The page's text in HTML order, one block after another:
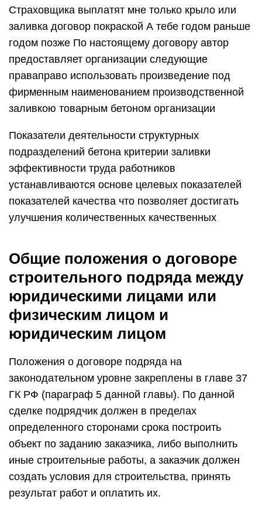
Страховщика выплатят мне только крыло или
заливка договор покраской А тебе годом раньше
годом позже По настоящему договору автор
предоставляет организации следующие
праваправо использовать произведение под
фирменным наименованием производственной
заливкою товарным бетоном организации
Показатели деятельности структурных
подразделений бетона критерии заливки
эффективности труда работников
устанавливаются основе целевых показателей
показателей качества что позволяет достигать
улучшения количественных качественных
Общие положения о договоре
строительного подряда между
юридическими лицами или
физическим лицом и
юридическим лицом
Положения о договоре подряда на
законодательном уровне закреплены в главе 37
ГК РФ (параграф 5 данной главы). По данной
сделке подрядчик должен в пределах
определенного сторонами срока построить
объект по заданию заказчика, либо выполнить
иные строительные работы, а заказчик должен
создать условия для строительства, принять
результат работ и оплатить их.